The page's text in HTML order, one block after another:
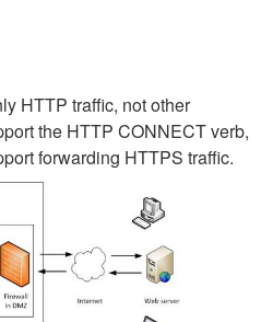
HTTP traffic, not other
the HTTP CONNECT verb,
forwarding HTTPS traffic.